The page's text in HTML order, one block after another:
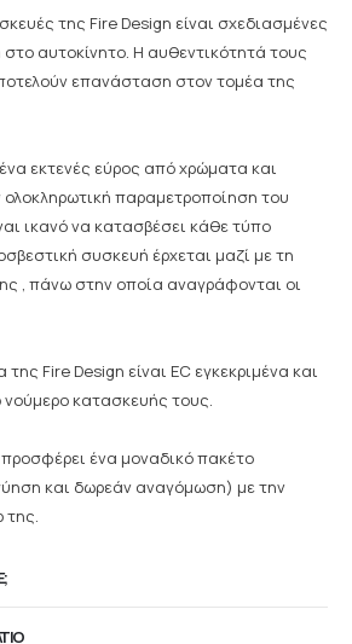
της Fire Design είναι σχεδιασμένες
στο αυτοκίνητο. Η αυθεντικότητά τους
επανάσταση στον τομέα της
εκτενές εύρος από χρώματα και
ολοκληρωτική παραμετροποίηση του
ικανό να κατασβέσει κάθε τύπο
συσκευή έρχεται μαζί με τη
, πάνω στην οποία αναγράφονται οι
Fire Design είναι EC εγκεκριμένα και
κατασκευής τους.
ένα μοναδικό πακέτο
και δωρεάν αναγόμωση) με την
της.